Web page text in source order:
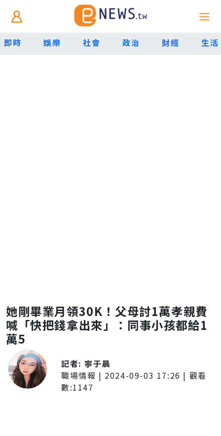
即時 娛樂 社會 政治 財經 生活
她剛畢業月領30K！父母討1萬孝親費
喊「快把錢拿出來」：同事小孩都給1
萬5
記者: 寧于晨
職場情報 | 2024-09-03 17:26 | 觀看
數:1147